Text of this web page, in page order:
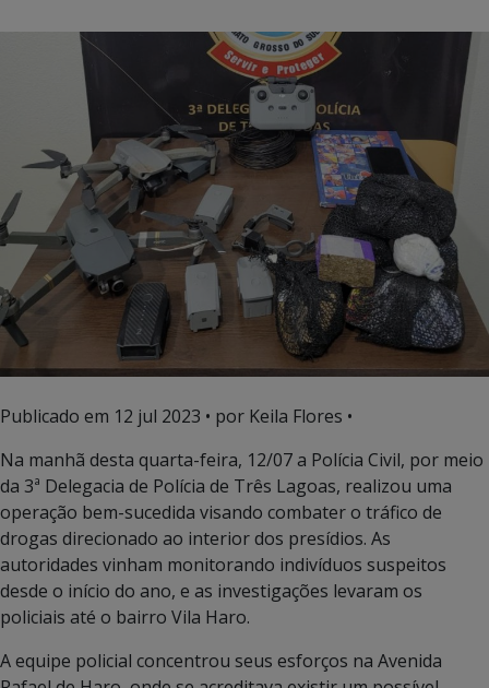
Publicado em 12 jul 2023 • por Keila Flores •
Na manhã desta quarta-feira, 12/07 a Polícia Civil, por meio
da 3ª Delegacia de Polícia de Três Lagoas, realizou uma
operação bem-sucedida visando combater o tráfico de
drogas direcionado ao interior dos presídios. As
autoridades vinham monitorando indivíduos suspeitos
desde o início do ano, e as investigações levaram os
policiais até o bairro Vila Haro.
A equipe policial concentrou seus esforços na Avenida